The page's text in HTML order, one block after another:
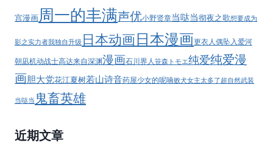
宫漫画周一的丰满声优小野贤章当哒当彻夜之歌想要成为
影之实力者我独自升级 日本动画日本漫画更衣人偶坠入爱河
朝凪机动战士高达来自深渊漫画石川界人笹森トモエ纯爱纯爱漫
画胆大党花江夏树若山诗音药屋少女的呢喃败犬女主太多了超自然武装
当哒当 鬼畜英雄
近期文章